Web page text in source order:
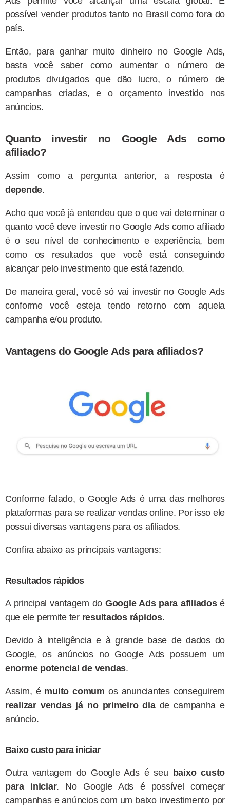
possível vender produtos tanto no Brasil como fora do
país.
Então, para ganhar muito dinheiro no Google Ads,
basta você saber como aumentar o número de
produtos divulgados que dão lucro, o número de
campanhas criadas, e o orçamento investido nos
anúncios.
Quanto investir no Google Ads como
afiliado?
Assim como a pergunta anterior, a resposta é
depende.
Acho que você já entendeu que o que vai determinar o
quanto você deve investir no Google Ads como afiliado
é o seu nível de conhecimento e experiência, bem
como os resultados que você está conseguindo
alcançar pelo investimento que está fazendo.
De maneira geral, você só vai investir no Google Ads
conforme você esteja tendo retorno com aquela
campanha e/ou produto.
Vantagens do Google Ads para afiliados?
Conforme falado, o Google Ads é uma das melhores
plataformas para se realizar vendas online. Por isso ele
possui diversas vantagens para os afiliados.
Confira abaixo as principais vantagens:
Resultados rápidos
A principal vantagem do Google Ads para afiliadosé
que ele permite ter resultados rápidos.
Devido à inteligência e à grande base de dados do
Google, os anúncios no Google Ads possuem um
enorme potencial de vendas.
Assim, é muito comumos anunciantes conseguirem
realizar vendas já no primeiro diade campanha e
anúncio.
Baixo custo para iniciar
Outra vantagem do Google Ads é seu baixo custo
para iniciar. No Google Ads é possível começar
campanhas e anúncios com um baixo investimento por